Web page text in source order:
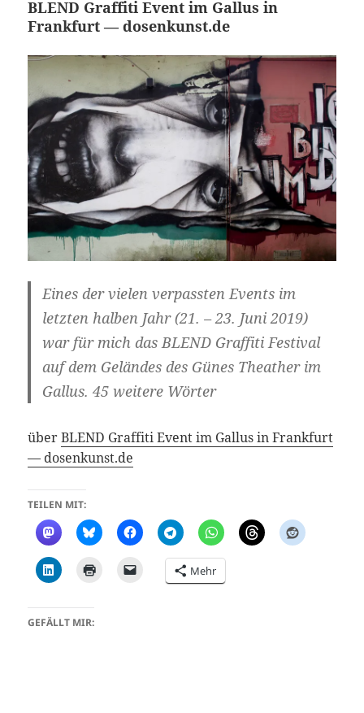
BLEND Graffiti Event im Gallus in
Frankfurt — dosenkunst.de
Eines der vielen verpassten Events im
letzten halben Jahr (21. – 23. Juni 2019)
war für mich das BLEND Graffiti Festival
auf dem Geländes des Günes Theather im
Gallus. 45 weitere Wörter
überBLEND Graffiti Event im Gallus in Frankfurt
— dosenkunst.de
TEILEN MIT:
Mehr
GEFÄLLT MIR: